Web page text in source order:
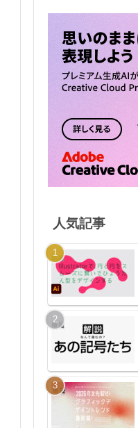
人気記事